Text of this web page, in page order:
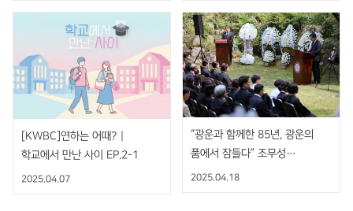
[KWBC]연하는 어때? |
학교에서 만난 사이 EP.2-1
2025.04.07
“광운과 함께한 85년, 광운의
품에서 잠들다” 조무성
광운대학교 초대총장 영결식
2025.04.18